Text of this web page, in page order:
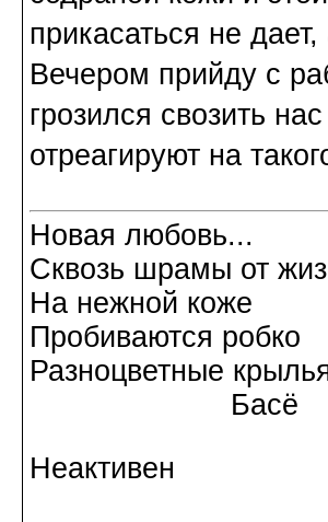
прикасаться не
Вечером прийду с
грозился свозить
отреагируют на
Новая любовь...
Сквозь шрамы от
На нежной коже
Пробиваются робко
Разноцветные
Басё
Неактивен